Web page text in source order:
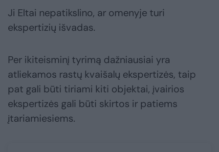
Ji Eltai nepatikslino, ar omenyje turi
ekspertizių išvadas.
Per ikiteisminį tyrimą dažniausiai yra
atliekamos rastų kvaišalų ekspertizės, taip
pat gali būti tiriami kiti objektai, įvairios
ekspertizės gali būti skirtos ir patiems
įtariamiesiems.